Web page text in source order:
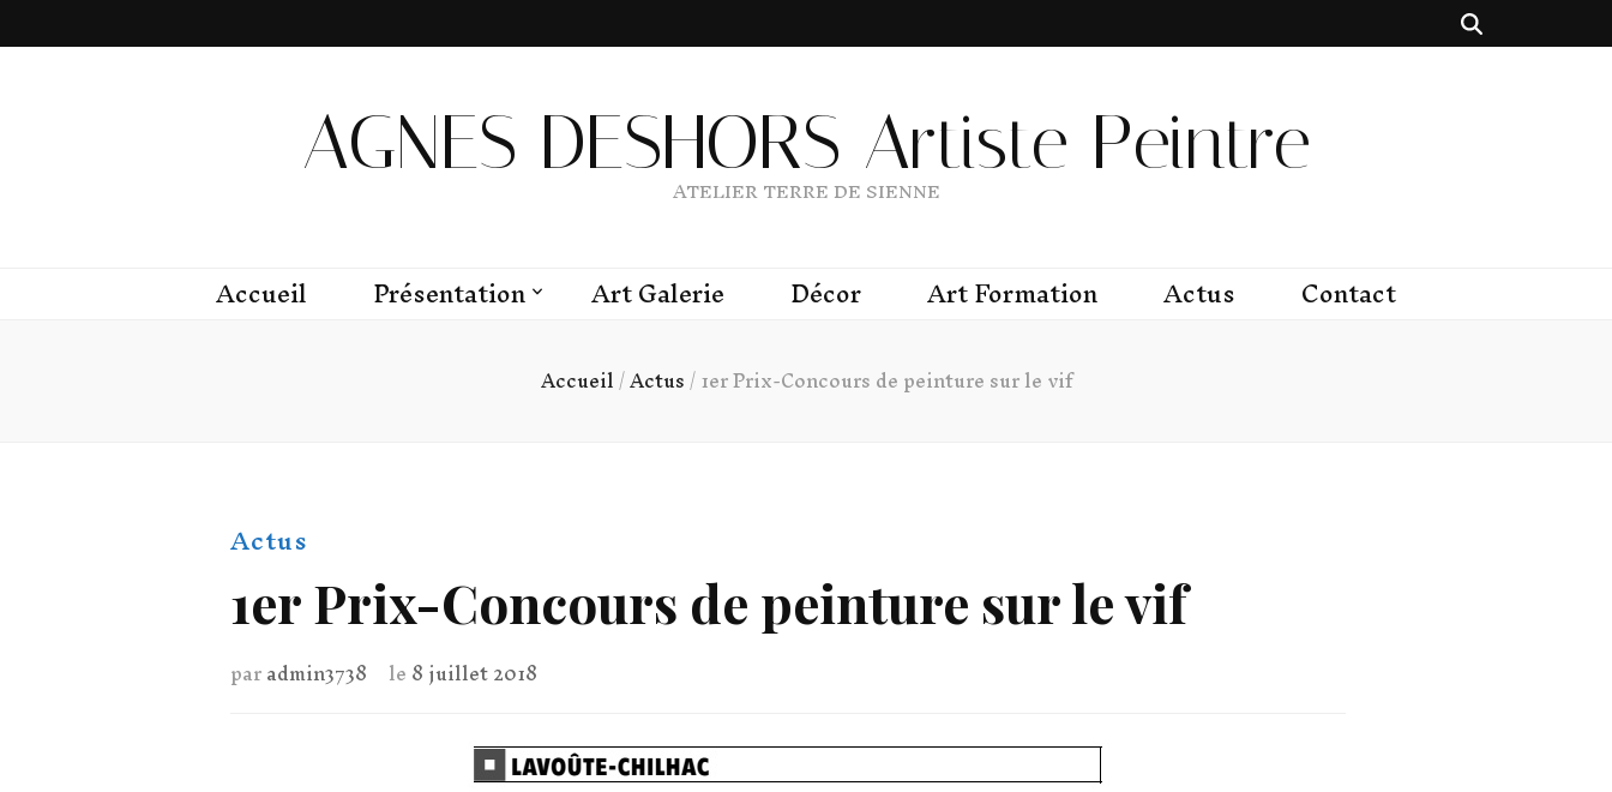
AGNES DESHORS Artiste Peintre
ATELIER TERRE DE SIENNE
Accueil Présentation Art Galerie Décor Art Formation Actus Contact
Accueil/Actus/1er Prix-Concours de peinture sur le vif
Actus
1er Prix-Concours de peinture sur le vif
paradmin3738 le8 juillet 2018